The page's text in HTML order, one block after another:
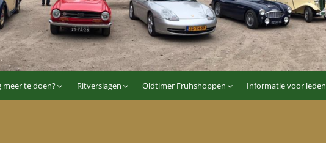
meer te doen? Ritverslagen Oldtimer Fruhshoppen Informatie voor leden